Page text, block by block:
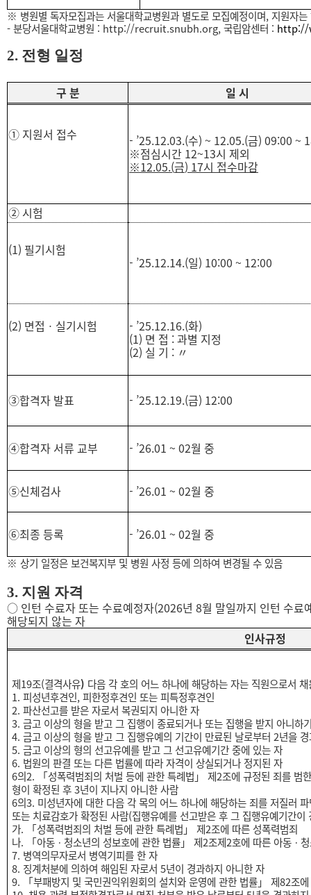
※ 병원별 독자모집과는 서울대학교병원과 별도로 모집예정이며, 지원자
-분당서울대학교병원 : http://recruit.snubh.org, 국립암센터 : http://
2. 전형 일정
구 분 일 시
① 지원서 접수 - ’25.12.03.(수) ~ 12.05.(금) 09:00 ~
※점심시간 12~13시 제외
※12.05.(금) 17시 접수마감
② 시험
(1) 필기시험
- ’25.12.14.(일) 10:00 ~ 12:00
(2) 면접 ㆍ 실기시험 - ’25.12.16.(화)
(1) 면 접 :과별 지정
(2) 실 기 : 〃
③합격자 발표 - ’25.12.19.(금) 12:00
④합격자 서류 교부 - ’26.01 ~ 02월 중
⑤신체검사 - ’26.01 ~ 02월 중
⑥최종 등록 - ’26.01 ~ 02월 중
※ 상기 일정은 보건복지부 및 병원 사정 등에 의하여 변경될 수 있음
3. 지원 자격
○ 인턴 수료자 또는 수료예정자(2026년 8월 말일까지 인턴 수료
해당되지 않는 자
인사규정
제19조(결격사유) 다음 각 호의 어느 하나에 해당하는 자는 직원으로서
1. 피성년후견인, 피한정후견인 또는 피특정후견인
2. 파산선고를 받은 자로서 복권되지 아니한 자
3. 금고 이상의 형을 받고 그 집행이 종료되거나 또는 집행을 받지 아니하
4. 금고 이상의 형을 받고 그 집행유예의 기간이 만료된 날로부터 2년을
5. 금고 이상의 형의 선고유예를 받고 그 선고유예기간 중에 있는 자
6. 법원의 판결 또는 다른 법률에 따라 자격이 상실되거나 정지된 자
6의2. 「성폭력범죄의 처벌 등에 관한 특례법 」 제2조에 규정된 죄를 범
형이 확정된 후3년이 지나지 아니한사람
6의3. 미성년자에 대한 다음 각 목의 어느 하나에 해당하는 죄를 저질러
또는 치료감호가 확정된 사람(집행유예를 선고받은 후 그 집행유예기간이
가. 「성폭력범죄의 처벌 등에 관한 특례법 」 제2조에 따른 성폭력범죄
나. 「아동 ㆍ 청소년의 성보호에 관한 법률」 제2조제2호에 따른 아동 ㆍ
7. 병역의무자로서 병역기피를 한 자
8. 징계처분에 의하여 해임된 자로서 5년이 경과하지 아니한 자
9.
「부패방지 및 국민권익위원회의 설치와 운영에 관한 법률」 제82조